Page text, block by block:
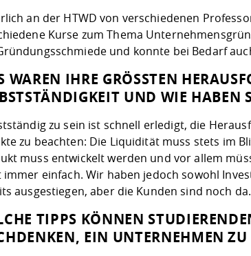
an der HTWD von verschiedenen
Kurse zum Thema
und konnte bei Bedarf
WAREN IHRE GRÖSSTEN
UND WIE HABEN
zu sein ist schnell erledigt, die
zu beachten: Die Liquidität muss stets im
muss entwickelt werden und vor allem
immer einfach. Wir haben jedoch sowohl
ausgestiegen, aber die Kunden sind noch
TIPPS KÖNNEN
EIN UNTERNEHMEN ZU